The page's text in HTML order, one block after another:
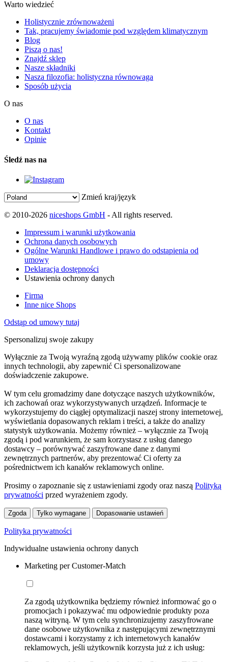
Warto wiedzieć
Holistycznie zrównoważeni
Tak, pracujemy świadomie pod względem klimatycznym
Blog
Piszą o nas!
Znajdź sklep
Nasze składniki
Nasza filozofia: holistyczna równowaga
Sposób użycia
O nas
O nas
Kontakt
Opinie
Śledź nas na
Zmień kraj/język
© 2010-2026 niceshops GmbH - All rights reserved.
Impressum i warunki użytkowania
Ochrona danych osobowych
Ogólne Warunki Handlowe i prawo do odstąpienia od
umowy
Deklaracja dostępności
Ustawienia ochrony danych
Firma
Inne nice Shops
Odstąp od umowy tutaj
Spersonalizuj swoje zakupy
Wyłącznie za Twoją wyraźną zgodą używamy plików cookie oraz
innych technologii, aby zapewnić Ci spersonalizowane
doświadczenie zakupowe.
W tym celu gromadzimy dane dotyczące naszych użytkowników,
ich zachowań oraz wykorzystywanych urządzeń. Informacje te
wykorzystujemy do ciągłej optymalizacji naszej strony internetowej,
wyświetlania dopasowanych reklam i treści, a także do analizy
statystyk użytkowania. Możemy również – wyłącznie za Twoją
zgodą i pod warunkiem, że sam korzystasz z usług danego
dostawcy – porównywać zaszyfrowane dane z danymi
zewnętrznych partnerów, aby prezentować Ci oferty za
pośrednictwem ich kanałów reklamowych online.
Prosimy o zapoznanie się z ustawieniami zgody oraz naszą Polityką
prywatności przed wyrażeniem zgody.
Zgoda Tylko wymagane Dopasowanie ustawień
Polityka prywatności
Indywidualne ustawienia ochrony danych
Marketing per Customer-Match
Za zgodą użytkownika będziemy również informować go o
promocjach i pokazywać mu odpowiednie produkty poza
naszą witryną. W tym celu synchronizujemy zaszyfrowane
dane osobowe użytkownika z następującymi zewnętrznymi
dostawcami i korzystamy z ich internetowych kanałów
reklamowych, jeśli użytkownik korzysta już z ich usług: